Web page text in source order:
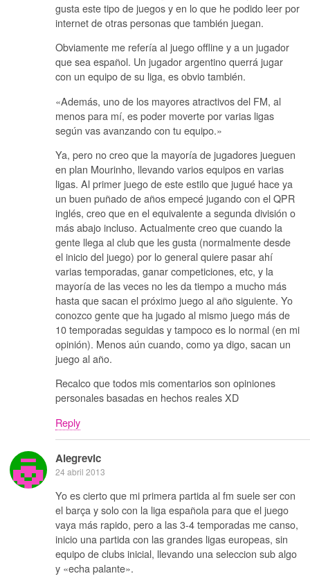
gusta este tipo de juegos y en lo que he podido leer por
internet de otras personas que también juegan.
Obviamente me refería al juego offline y a un jugador
que sea español. Un jugador argentino querrá jugar
con un equipo de su liga, es obvio también.
«Además, uno de los mayores atractivos del FM, al
menos para mí, es poder moverte por varias ligas
según vas avanzando con tu equipo.»
Ya, pero no creo que la mayoría de jugadores jueguen
en plan Mourinho, llevando varios equipos en varias
ligas. Al primer juego de este estilo que jugué hace ya
un buen puñado de años empecé jugando con el QPR
inglés, creo que en el equivalente a segunda división o
más abajo incluso. Actualmente creo que cuando la
gente llega al club que les gusta (normalmente desde
el inicio del juego) por lo general quiere pasar ahí
varias temporadas, ganar competiciones, etc, y la
mayoría de las veces no les da tiempo a mucho más
hasta que sacan el próximo juego al año siguiente. Yo
conozco gente que ha jugado al mismo juego más de
10 temporadas seguidas y tampoco es lo normal (en mi
opinión). Menos aún cuando, como ya digo, sacan un
juego al año.
Recalco que todos mis comentarios son opiniones
personales basadas en hechos reales XD
Reply
Alegrevic
24 abril 2013
Yo es cierto que mi primera partida al fm suele ser con
el barça y solo con la liga española para que el juego
vaya más rapido, pero a las 3-4 temporadas me canso,
inicio una partida con las grandes ligas europeas, sin
equipo de clubs inicial, llevando una seleccion sub algo
y «echa palante».